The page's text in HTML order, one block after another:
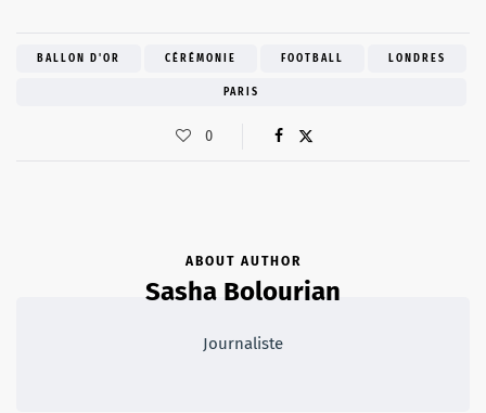
BALLON D'OR CÉRÉMONIE FOOTBALL LONDRES
PARIS
0
ABOUT AUTHOR
Sasha Bolourian
Journaliste